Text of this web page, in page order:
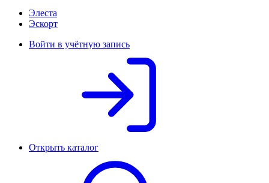
Элеста
Эскорт
Войти в учётную запись
Открыть каталог